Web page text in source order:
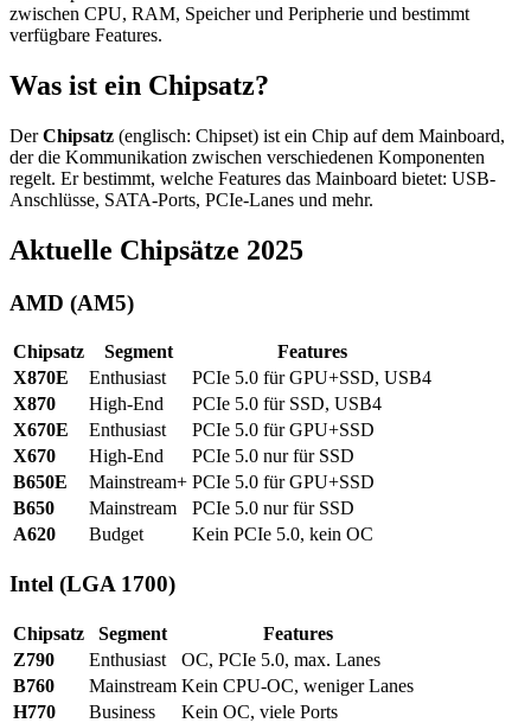
zwischen CPU, RAM, Speicher und Peripherie und bestimmt
verfügbare Features.
Was ist ein Chipsatz?
DerChipsatz (englisch: Chipset) ist ein Chip auf dem Mainboard,
der die Kommunikation zwischen verschiedenen Komponenten
regelt. Er bestimmt, welche Features das Mainboard bietet: USB-
Anschlüsse, SATA-Ports, PCIe-Lanes und mehr.
Aktuelle Chipsätze 2025
AMD (AM5)
Chipsatz Segment
Features
X870E
Enthusiast
PCIe 5.0 für GPU+SSD, USB4
X870
High-End
PCIe 5.0 für SSD, USB4
X670E
Enthusiast
PCIe 5.0 für GPU+SSD
X670
High-End
PCIe 5.0 nur für SSD
B650E
Mainstream+ PCIe 5.0 für GPU+SSD
B650
Mainstream
PCIe 5.0 nur für SSD
A620
Budget Kein PCIe 5.0, kein OC
Intel (LGA 1700)
Chipsatz Segment
Features
Z790
Enthusiast
OC, PCIe 5.0, max. Lanes
B760
Mainstream Kein CPU-OC, weniger Lanes
H770
Business Kein OC, viele Ports